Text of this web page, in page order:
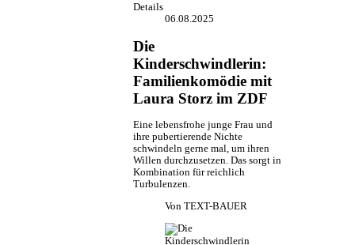
Details
06.08.2025
Die
Kinderschwindlerin:
Familienkomödie mit
Laura Storz im ZDF
Eine lebensfrohe junge Frau und
ihre pubertierende Nichte
schwindeln gerne mal, um ihren
Willen durchzusetzen. Das sorgt in
Kombination für reichlich
Turbulenzen.
Von TEXT-BAUER